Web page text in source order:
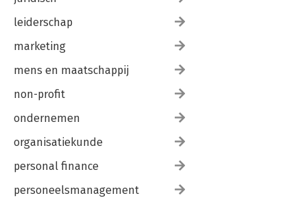
leiderschap
marketing
mens en maatschappij
non-profit
ondernemen
organisatiekunde
personal finance
personeelsmanagement